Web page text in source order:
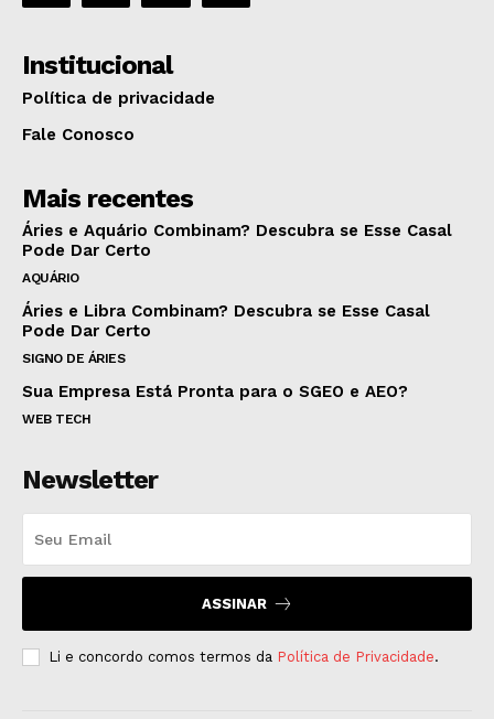
Institucional
Política de privacidade
Fale Conosco
Mais recentes
Áries e Aquário Combinam? Descubra se Esse Casal
Pode Dar Certo
AQUÁRIO
Áries e Libra Combinam? Descubra se Esse Casal
Pode Dar Certo
SIGNO DE ÁRIES
Sua Empresa Está Pronta para o SGEO e AEO?
WEB TECH
Newsletter
ASSINAR
Li e concordo comos termos da Política de Privacidade.